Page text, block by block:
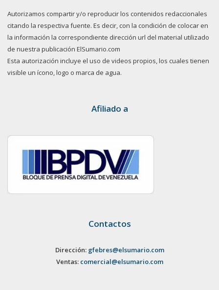
Autorizamos compartir y/o reproducir los contenidos redaccionales
citando la respectiva fuente. Es decir, con la condición de colocar en
la información la correspondiente dirección url del material utilizado
de nuestra publicación ElSumario.com
Esta autorización incluye el uso de videos propios, los cuales tienen
visible un ícono, logo o marca de agua.
Afiliado a
Contactos
Dirección: gfebres@elsumario.com
Ventas: comercial@elsumario.com